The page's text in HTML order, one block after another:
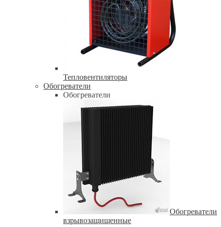
Тепловентиляторы
Обогреватели
Обогреватели
Обогреватели
взрывозащищенные